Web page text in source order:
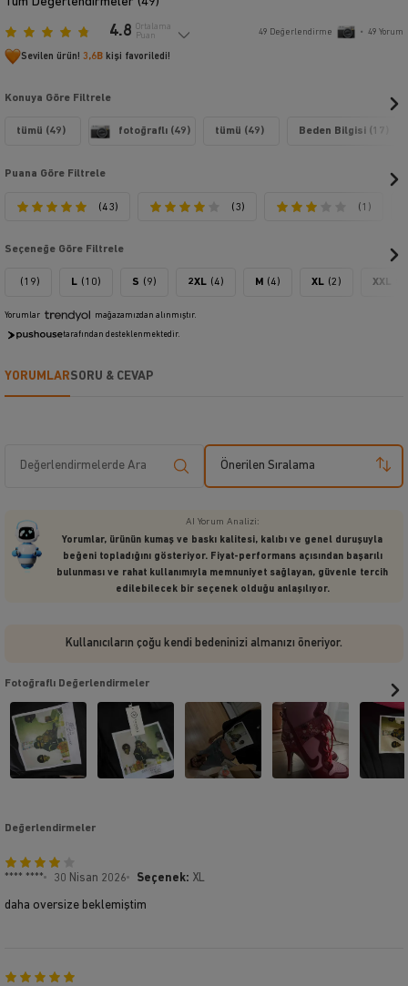
4.8 Ortalama
Puan
49 Değerlendirme • 49 Yorum
Sevilen ürün! 3,6B kişi favoriledi!
Konuya Göre Filtrele
tümü (49) fotoğraflı (49) tümü (49) Beden Bilgisi (17)
Puana Göre Filtrele
(43) (3) (1)
Seçeneğe Göre Filtrele
(19) L (10) S (9) 2XL (4) M (4) XL (2) XXL
Yorumlar mağazamızdan alınmıştır.
tarafından desteklenmektedir.
YORUMLARSORU & CEVAP
Önerilen Sıralama
AI Yorum Analizi:
Yorumlar, ürünün kumaş ve baskı kalitesi, kalıbı ve genel duruşuyla
beğeni topladığını gösteriyor. Fiyat-performans açısından başarılı
bulunması ve rahat kullanımıyla memnuniyet sağlayan, güvenle tercih
edilebilecek bir seçenek olduğu anlaşılıyor.
Kullanıcıların çoğu kendi bedeninizi almanızı öneriyor.
Fotoğraflı Değerlendirmeler
Değerlendirmeler
**** **** 30 Nisan 2026 Seçenek: XL
daha oversize beklemiştim